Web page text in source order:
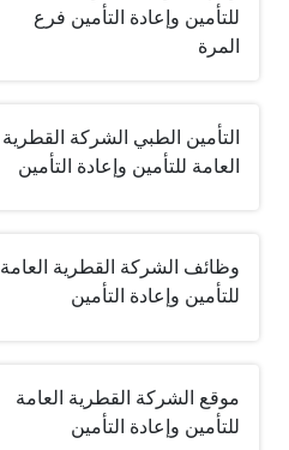
للتأمين وإعادة التأمين فرع
المرة
التأمين الطبي الشركة القطرية
العامة للتأمين وإعادة التأمين
وظائف الشركة القطرية العامة
للتأمين وإعادة التأمين
موقع الشركة القطرية العامة
للتأمين وإعادة التأمين